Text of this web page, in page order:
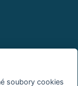
soubory cookies